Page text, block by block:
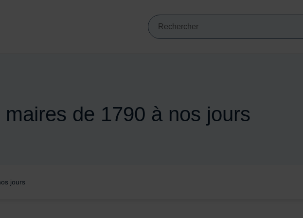
PRINCIPALE Recherche
Mots clés de minimum 3 caractères
maires de 1790 à nos jours
jours